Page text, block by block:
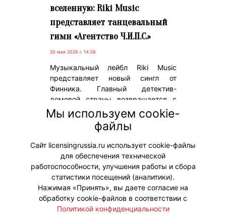
вселенную: Riki Music
представляет танцевальный
гимн «Агентство Ч.И.П.С.»
20 мая 2026 г. 14:38
Музыкальный лейбл Riki Music
представляет новый сингл от
Финника. Главный детектив-
домовой страны возвращается с
ярким и зажигательным поп-
электронным треком «Агентство
Ч.И.П.С.», созданным специально
для цифровых стримингов.
#ПродвижениеБренда
Мы используем cookie-
файлы
Сайт licensingrussia.ru использует cookie-файлы
для обеспечения технической
работоспособности, улучшения работы и сбора
статистики посещений (аналитики).
Нажимая «Принять», вы даете согласие на
обработку cookie-файлов в соответствии с
Политикой конфиденциальности